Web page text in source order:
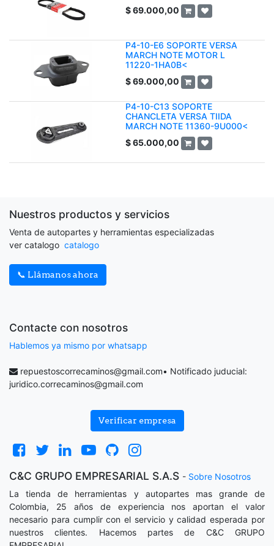
$69.000,00
P4-10-E6 SOPORTE VERSA
MARCH NOTE MOTOR L
11220-1HA0B<
$69.000,00
P4-10-C13 SOPORTE
CHANCLETA VERSA TIIDA
MARCH NOTE 11360-9U000<
$65.000,00
Nuestros productos y servicios
Venta de autopartes y herramientas especializadas
ver catalogo catalogo
📞 Llámanos ahora
Contacte con nosotros
Hablemos ya mismo por whatsapp
repuestoscorrecaminos@gmail.com• Notificado juducial:
juridico.correcaminos@gmail.com
Verificar empresa
C&C GRUPO EMPRESARIAL S.A.S - Sobre Nosotros
La tienda de herramientas y autopartes mas grande de
Colombia, 25 años de experiencia nos aportan el valor
necesario para cumplir con el servicio y calidad esperada por
nuestros clientes. Hacemos partes de C&C GRUPO